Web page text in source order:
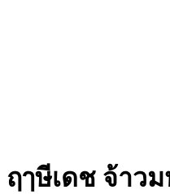
ฤๅษีเดช จ้าว